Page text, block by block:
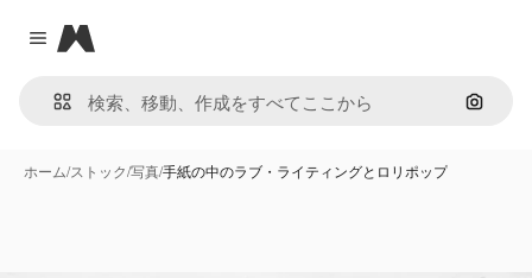
Close menu
Magnific
画像で
ホーム/ストック/写真/手紙の中のラブ・ライティングとロリポップ